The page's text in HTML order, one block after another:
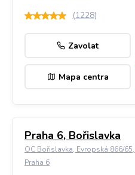
(1228)
Zavolat
Mapa centra
Praha 6, Bořislavka
OC Bořislavka, Evropská 866/
Praha 6